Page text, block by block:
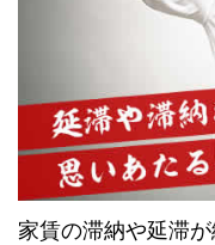
家賃の滞納や延滞